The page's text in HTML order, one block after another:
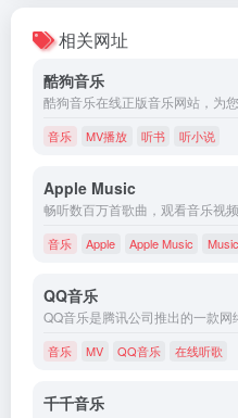
相关网址
酷狗音乐
音乐 MV播放 听书 听小说
‎Apple Music
音乐 Apple ‎Apple Music Music
QQ音乐
音乐 MV QQ音乐 在线听歌
千千音乐